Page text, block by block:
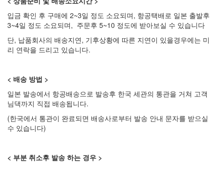
입금 확인 후 구매에 2~3일 정도 소요되며, 항공택배로 일본 출발후
3~4일 정도 소요되며, 주문후 5~10 정도에 받아보실 수 있습니다
단, 납품회사의 배송지연, 기후상황에 따른 지연이 있을경우에는 미
리 연락을 드리고 있습니다.
< 배송 방법 >
일본 발송에서 항공배송으로 발송후 한국 세관의 통관을 거쳐 고객
님댁까지 직접 배송됩니다.
(한국에서 통관이 완료되면 배송사로부터 발송 안내 문자를 받으실
수 있습니다)
< 부분 취소후 발송 하는 경우 >